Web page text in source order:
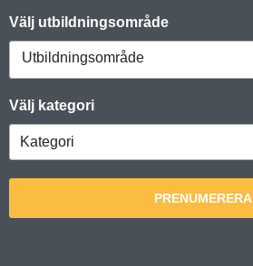
Välj utbildningsområde
Utbildningsområde
Välj kategori
PRENUMERERA